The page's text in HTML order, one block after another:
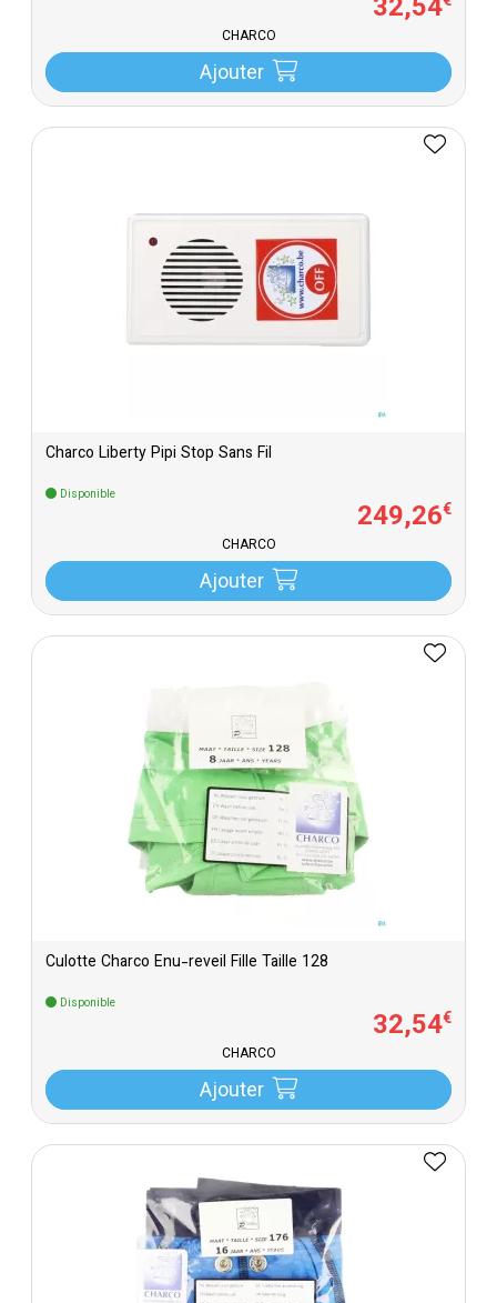
32,54
CHARCO
Ajouter
Charco Liberty Pipi Stop Sans Fil
Disponible
249,26€
CHARCO
Ajouter
Culotte Charco Enu-reveil Fille Taille 128
Disponible
32,54€
CHARCO
Ajouter